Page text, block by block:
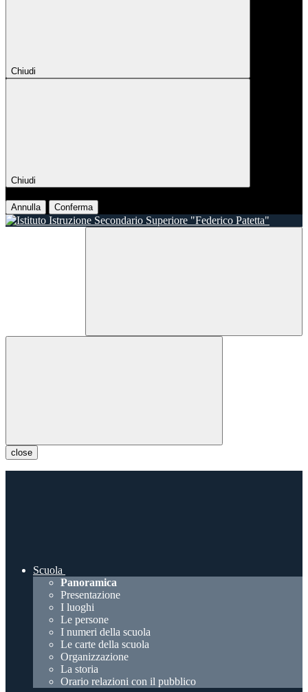
Chiudi
Chiudi
Annulla Conferma
close
Scuola
Panoramica
Presentazione
I luoghi
Le persone
I numeri della scuola
Le carte della scuola
Organizzazione
La storia
Orario relazioni con il pubblico